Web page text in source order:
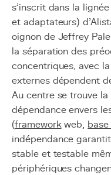
s'inscrit dans la
et adaptateurs)
oignon de Jeffrey
la séparation des
concentriques, avec
externes dépendent
Au centre se trouve
dépendance envers
(frameworkweb,
indépendance
stable et testable
périphériques